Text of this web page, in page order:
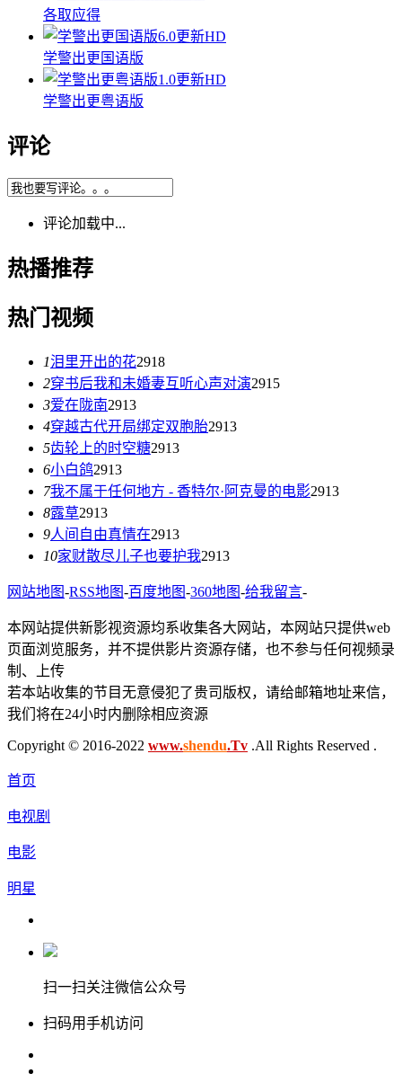
各取应得
6.0更新HD
学警出更国语版
1.0更新HD
学警出更粤语版
评论
评论加载中...
热播推荐
热门视频
1泪里开出的花2918
2穿书后我和未婚妻互听心声对演2915
3爱在陇南2913
4穿越古代开局绑定双胞胎2913
5齿轮上的时空糖2913
6小白鸽2913
7我不属于任何地方 - 香特尔·阿克曼的电影2913
8露草2913
9人间自由真情在2913
10家财散尽儿子也要护我2913
网站地图-RSS地图-百度地图-360地图-给我留言-
本网站提供新影视资源均系收集各大网站，本网站只提供web
页面浏览服务，并不提供影片资源存储，也不参与任何视频录
制、上传
若本站收集的节目无意侵犯了贵司版权，请给邮箱地址来信，
我们将在24小时内删除相应资源
Copyright © 2016-2022 www.shendu.Tv .All Rights Reserved .
首页
电视剧
电影
明星
扫一扫关注微信公众号
扫码用手机访问